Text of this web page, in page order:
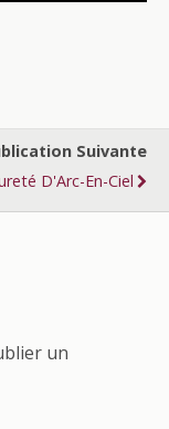
Suivante
D'Arc-En-Ciel
un